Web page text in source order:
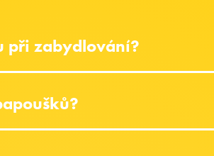
při zabydlování?